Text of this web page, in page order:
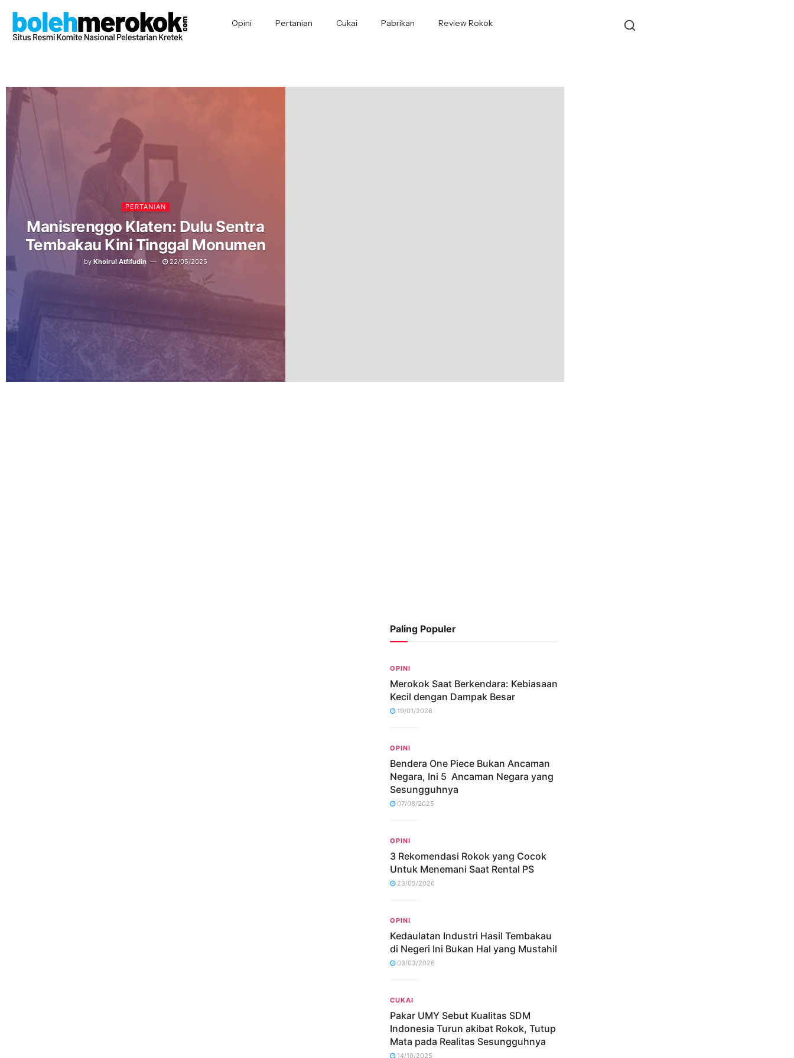
Opini Pertanian Cukai Pabrikan Review Rokok
PERTANIAN
Manisrenggo Klaten: Dulu Sentra
Tembakau Kini Tinggal Monumen
by Khoirul Atfifudin 22/05/2025
Paling Populer
OPINI
Merokok Saat Berkendara: Kebiasaan
Kecil dengan Dampak Besar
19/01/2026
OPINI
Bendera One Piece Bukan Ancaman
Negara, Ini 5 Ancaman Negara yang
Sesungguhnya
07/08/2025
OPINI
3 Rekomendasi Rokok yang Cocok
Untuk Menemani Saat Rental PS
23/05/2026
OPINI
Kedaulatan Industri Hasil Tembakau
di Negeri Ini Bukan Hal yang Mustahil
03/03/2026
CUKAI
Pakar UMY Sebut Kualitas SDM
Indonesia Turun akibat Rokok, Tutup
Mata pada Realitas Sesungguhnya
14/10/2025